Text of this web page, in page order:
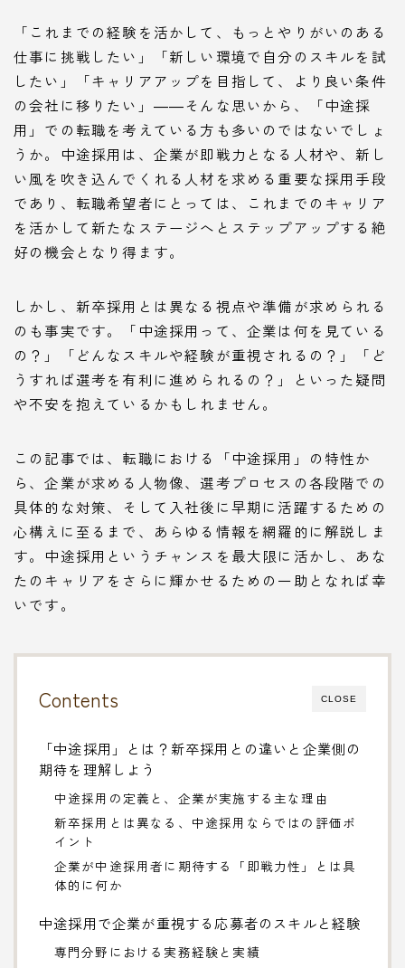
「これまでの経験を活かして、もっとやりがいのある
仕事に挑戦したい」「新しい環境で自分のスキルを試
したい」「キャリアアップを目指して、より良い条件
の会社に移りたい」――そんな思いから、「中途採
用」での転職を考えている方も多いのではないでしょ
うか。中途採用は、企業が即戦力となる人材や、新し
い風を吹き込んでくれる人材を求める重要な採用手段
であり、転職希望者にとっては、これまでのキャリア
を活かして新たなステージへとステップアップする絶
好の機会となり得ます。
しかし、新卒採用とは異なる視点や準備が求められる
のも事実です。「中途採用って、企業は何を見ている
の？」「どんなスキルや経験が重視されるの？」「ど
うすれば選考を有利に進められるの？」といった疑問
や不安を抱えているかもしれません。
この記事では、転職における「中途採用」の特性か
ら、企業が求める人物像、選考プロセスの各段階での
具体的な対策、そして入社後に早期に活躍するための
心構えに至るまで、あらゆる情報を網羅的に解説しま
す。中途採用というチャンスを最大限に活かし、あな
たのキャリアをさらに輝かせるための一助となれば幸
いです。
CLOSE
Contents
「中途採用」とは？新卒採用との違いと企業側の
期待を理解しよう
中途採用の定義と、企業が実施する主な理由
新卒採用とは異なる、中途採用ならではの評価ポ
イント
企業が中途採用者に期待する「即戦力性」とは具
体的に何か
中途採用で企業が重視する応募者のスキルと経験
専門分野における実務経験と実績